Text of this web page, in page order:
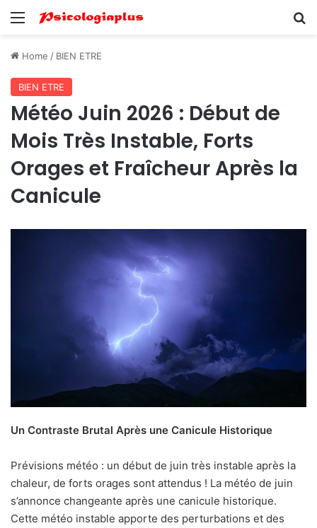
Menu
Home / BIEN ETRE
BIEN ETRE
Météo Juin 2026 : Début de
Mois Très Instable, Forts
Orages et Fraîcheur Après la
Canicule
Un Contraste Brutal Après une Canicule Historique
Prévisions météo : un début de juin très instable après la
chaleur, de forts orages sont attendus ! La météo de juin
s’annonce changeante après une canicule historique.
Cette météo instable apporte des perturbations et des